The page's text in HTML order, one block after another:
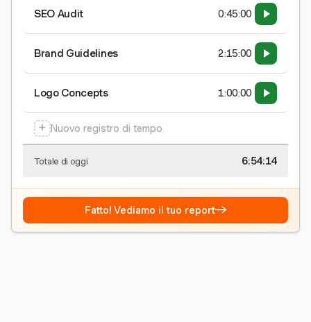
SEO Audit 0:45:00
Brand Guidelines 2:15:00
Logo Concepts 1:00:00
+ Nuovo registro di tempo
Totale di oggi 6:54:15
Fatto! Vediamo il tuo report→